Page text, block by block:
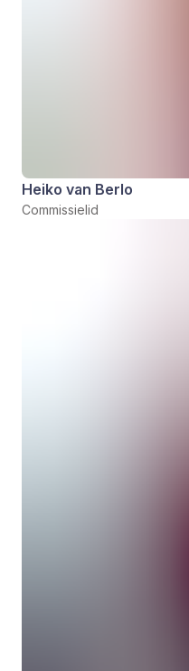
Heiko van Berlo
Commissielid